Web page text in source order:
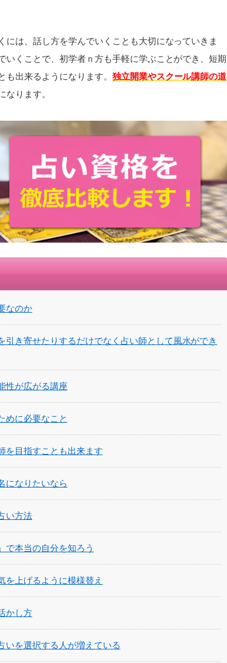
には、話し方を学んでいくことも大切になっていきま
いくことで、初学者ｎ方も手軽に学ぶことができ、短期
出来るようになります。 独立開業やスクール講師の道
なります。
なのか
引き寄せたりするだけでなく占い師として風水ができ
性が広がる講座
めに必要なこと
を目指すことも出来ます
になりたいなら
い方法
で本当の自分を知ろう
を上げるように模様替え
かし方
いを選択する人が増えている